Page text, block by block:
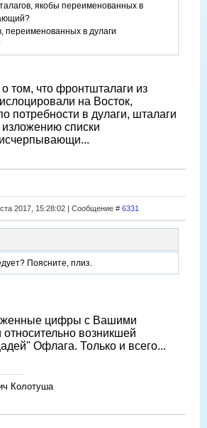
якобы переименованных в
переименованных в дулаги
том, что фронтшталаги из
на Восток,
потребности в дулаги, шталаги
списки
2017, 15:28:02 | Сообщение # 6331
Поясните, плиз.
цифры с Вашими
возникшей
Офлага. Только и всего...
Колотуша